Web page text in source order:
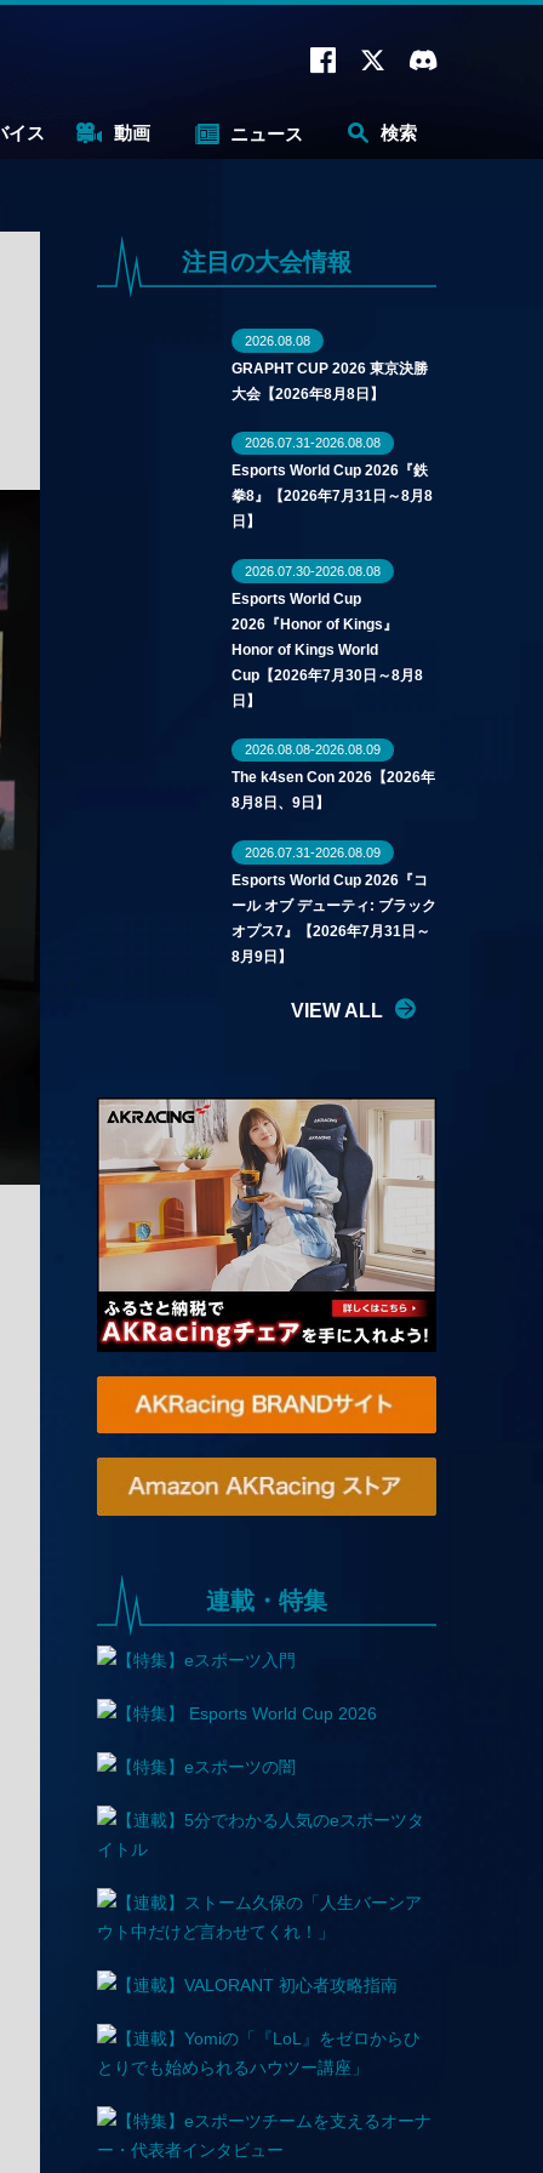
イス 動画 ニュース 検索
注目の大会情報
2026.08.08
GRAPHT CUP 2026 東京決勝
大会【2026年8月8日】
2026.07.31-2026.08.08
Esports World Cup 2026『鉄
拳8』【2026年7月31日～8月8
日】
2026.07.30-2026.08.08
Esports World Cup
2026『Honor of Kings』
Honor of Kings World
Cup【2026年7月30日～8月8
日】
2026.08.08-2026.08.09
The k4sen Con 2026【2026年
8月8日、9日】
2026.07.31-2026.08.09
Esports World Cup 2026『コ
ール オブ デューティ: ブラック
オプス7』【2026年7月31日～
8月9日】
VIEW ALL
連載・特集